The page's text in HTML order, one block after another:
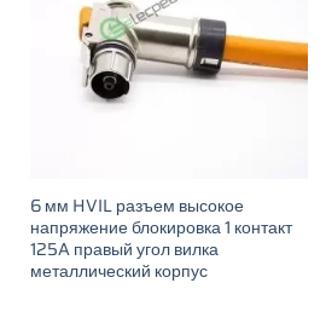
6 мм HVIL разъем высокое
напряжение блокировка 1 контакт
125A правый угол вилка
металлический корпус